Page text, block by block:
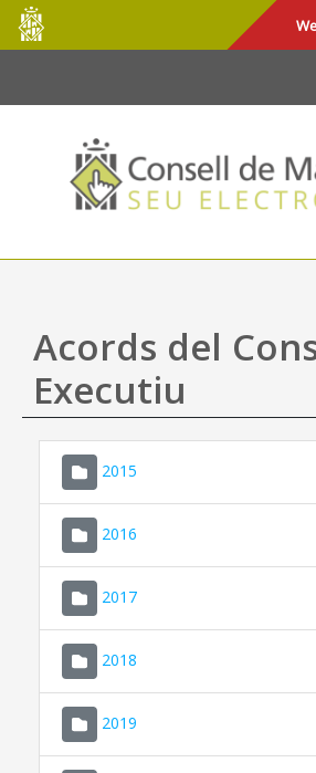
Salta al contingut principal
Consell
de
Mallorca
Acords del
Executiu
2015
2016
2017
2018
2019